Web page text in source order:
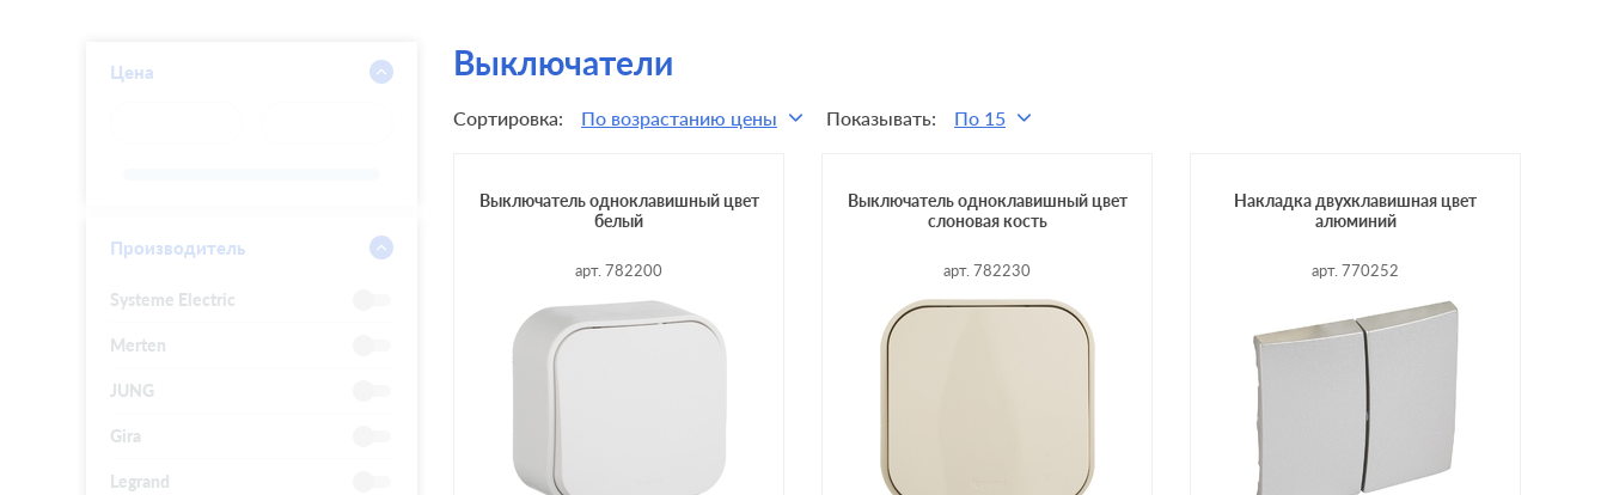
Цена
Производитель
Systeme Electric
Merten
JUNG
Gira
Legrand
Выключатели
Сортировка: По возрастанию цены Показывать: По 15
Выключатель одноклавишный цвет
белый
арт. 782200
Выключатель одноклавишный цвет
слоновая кость
арт. 782230
Накладка двухклавишная цвет
алюминий
арт. 770252